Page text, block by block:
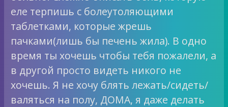
еле терпишь с болеутоляющими
таблетками, которые жрешь
пачками(лишь бы печень жила). В одно
время ты хочешь чтобы тебя пожалели, а
в другой просто видеть никого не
хочешь. Я не хочу блять лежать/сидеть/
валяться на полу, ДОМА, я даже делать